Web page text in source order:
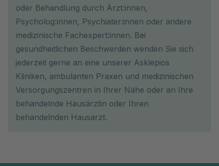
oder Behandlung durch Ärzt:innen,
Psycholog:innen, Psychiater:innen oder andere
medizinische Fachexpert:innen. Bei
gesundheitlichen Beschwerden wenden Sie sich
jederzeit gerne an eine unserer Asklepios
Kliniken, ambulanten Praxen und medizinischen
Versorgungszentren in Ihrer Nähe oder an Ihre
behandelnde Hausärztin oder Ihren
behandelnden Hausarzt.